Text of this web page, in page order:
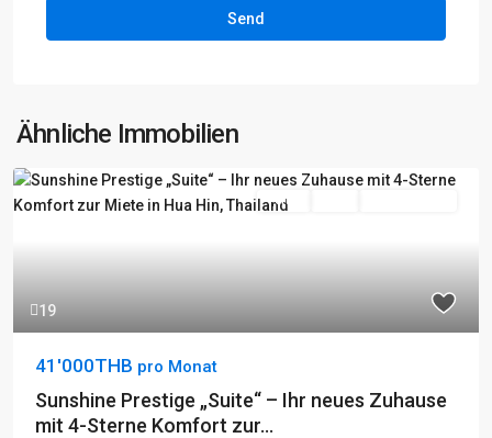
Ähnliche Immobilien
19
Fertig
41'000THB pro Monat
Sunshine Prestige „Suite“ – Ihr neues Zuhause
mit 4-Sterne Komfort zur...